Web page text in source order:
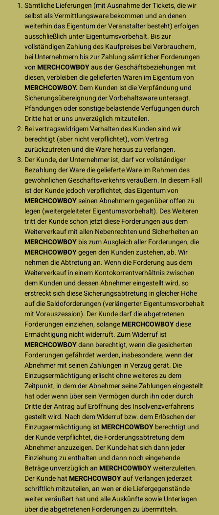
Sämtliche Lieferungen (mit Ausnahme der Tickets, die wir
selbst als Vermittlungsware bekommen und an denen
weiterhin das Eigentum der Veranstalter besteht) erfolgen
ausschließlich unter Eigentumsvorbehalt. Bis zur
vollständigen Zahlung des Kaufpreises bei Verbrauchern,
bei Unternehmern bis zur Zahlung sämtlicher Forderungen
vonMERCHCOWBOYaus der Geschäftsbeziehungen mit
diesen, verbleiben die gelieferten Waren im Eigentum von
MERCHCOWBOY. Dem Kunden ist die Verpfändung und
Sicherungsübereignung der Vorbehaltsware untersagt.
Pfändungen oder sonstige belastende Verfügungen durch
Dritte hat er uns unverzüglich mitzuteilen.
Bei vertragswidrigem Verhalten des Kunden sind wir
berechtigt (aber nicht verpflichtet), vom Vertrag
zurückzutreten und die Ware heraus zu verlangen.
Der Kunde, der Unternehmer ist, darf vor vollständiger
Bezahlung der Ware die gelieferte Ware im Rahmen des
gewöhnlichen Geschäftsverkehrs veräußern. In diesem Fall
ist der Kunde jedoch verpflichtet, das Eigentum von
MERCHCOWBOYseinen Abnehmern gegenüber offen zu
legen (weitergeleiteter Eigentumsvorbehalt). Des Weiteren
tritt der Kunde schon jetzt diese Forderungen aus dem
Weiterverkauf mit allen Nebenrechten und Sicherheiten an
MERCHCOWBOYbis zum Ausgleich aller Forderungen, die
MERCHCOWBOYgegen den Kunden zustehen, ab. Wir
nehmen die Abtretung an. Wenn die Forderung aus dem
Weiterverkauf in einem Kontokorrentverhältnis zwischen
dem Kunden und dessen Abnehmer eingestellt wird, so
erstreckt sich diese Sicherungsabtretung in gleicher Höhe
auf die Saldoforderungen (verlängerter Eigentumsvorbehalt
mit Vorauszession). Der Kunde darf die abgetretenen
Forderungen einziehen, solangeMERCHCOWBOYdiese
Ermächtigung nicht widerruft. Zum Widerruf ist
MERCHCOWBOYdann berechtigt, wenn die gesicherten
Forderungen gefährdet werden, insbesondere, wenn der
Abnehmer mit seinen Zahlungen in Verzug gerät. Die
Einzugsermächtigung erlischt ohne weiteres zu dem
Zeitpunkt, in dem der Abnehmer seine Zahlungen eingestellt
hat oder wenn über sein Vermögen durch ihn oder durch
Dritte der Antrag auf Eröffnung des Insolvenzverfahrens
gestellt wird. Nach dem Widerruf bzw. dem Erlöschen der
Einzugsermächtigung istMERCHCOWBOYberechtigt und
der Kunde verpflichtet, die Forderungsabtretung dem
Abnehmer anzuzeigen. Der Kunde hat sich dann jeder
Einziehung zu enthalten und dann noch eingehende
Beträge unverzüglich anMERCHCOWBOYweiterzuleiten.
Der Kunde hatMERCHCOWBOYauf Verlangen jederzeit
schriftlich mitzuteilen, an wen er die Liefergegenstände
weiter veräußert hat und alle Auskünfte sowie Unterlagen
über die abgetretenen Forderungen zu übermitteln.